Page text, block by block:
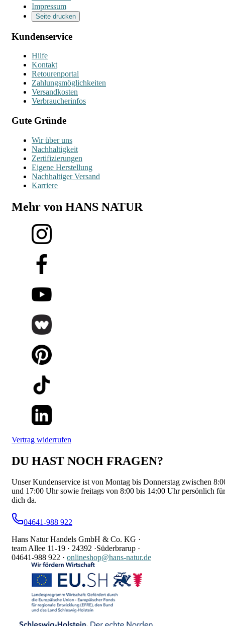
Impressum
Seite drucken
Kundenservice
Hilfe
Kontakt
Retourenportal
Zahlungsmöglichkeiten
Versandkosten
Verbraucherinfos
Gute Gründe
Wir über uns
Nachhaltigkeit
Zertifizierungen
Eigene Herstellung
Nachhaltiger Versand
Karriere
Mehr von HANS NATUR
Vertrag widerrufen
DU HAST NOCH FRAGEN?
Unser Kundenservice ist von Montag bis Donnerstag zwischen
und 17:00 Uhr sowie freitags von 8:00 bis 14:00 Uhr persönlich für
dich da.
04641-988 922
Hans Natur Handels GmbH & Co. KG ·
team Allee 11-19 · 24392 ·Süderbrarup ·
04641-988 922 · onlineshop@hans-natur.de